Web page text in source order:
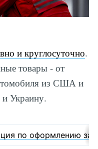
и круглосуточно.
товары - от
из США и
Украину.
по оформлению